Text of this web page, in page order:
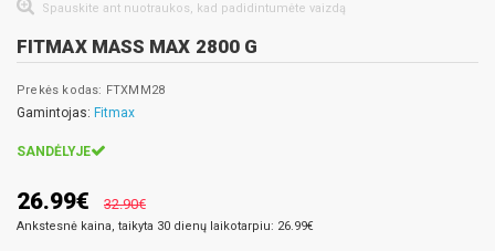
Spauskite ant nuotraukos, kad padidintumėte vaizdą
FITMAX MASS MAX 2800 G
Prekės kodas: FTXMM28
Gamintojas: Fitmax
SANDĖLYJE
26.99€ 32.90€
Ankstesnė kaina, taikyta 30 dienų laikotarpiu: 26.99€